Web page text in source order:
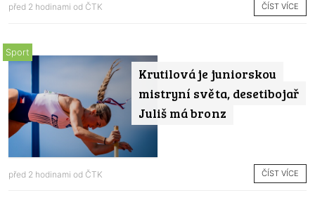
před 2 hodinami od ČTK ČÍST VÍCE
Krutilová je juniorskou
mistryní světa, desetibojař
Juliš má bronz
Sport
před 2 hodinami od ČTK ČÍST VÍCE